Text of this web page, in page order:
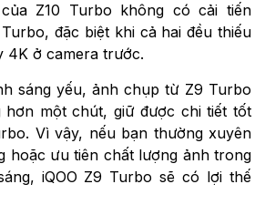
Z10 Turbo không có cải tiến
đặc biệt khi cả hai đều thiếu
4K ở camera trước.
sáng yếu, ảnh chụp từ Z9 Turbo
hơn một chút, giữ được chi tiết tốt
Vì vậy, nếu bạn thường xuyên
hoặc ưu tiên chất lượng ảnh trong
iQOO Z9 Turbo sẽ có lợi thế